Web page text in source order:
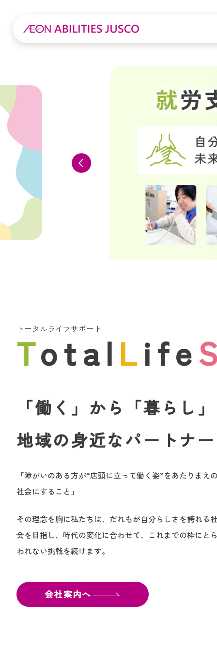
トータルライフサポート
Total Life
「働く」から「暮らし
地域の身近なパートナ
「障がいのある方が“店頭に立って働く姿”をあたりまえ
社会にすること」
その理念を胸に私たちは、だれもが自分らしさを誇れる
会を目指し、時代の変化に合わせて、これまでの枠にと
われない挑戦を続けます。
会社案内へ